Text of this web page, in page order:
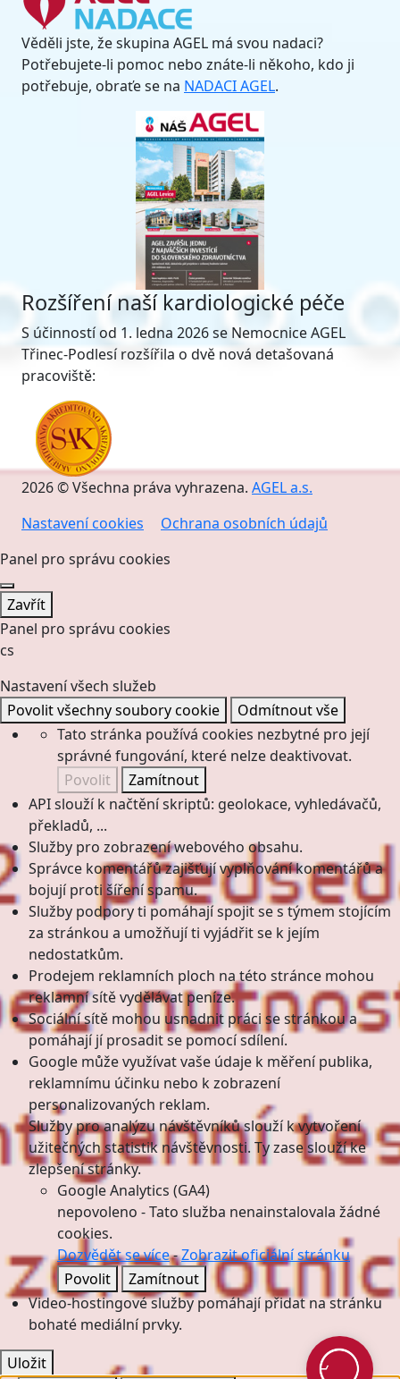
Věděli jste, že skupina AGEL má svou nadaci?
Potřebujete-li pomoc nebo znáte-li někoho, kdo ji
potřebuje, obraťe se na NADACI AGEL.
Rozšíření naší kardiologické péče
S účinností od 1. ledna 2026 se Nemocnice AGEL
Třinec-Podlesí rozšířila o dvě nová detašovaná
pracoviště:
2026 © Všechna práva vyhrazena. AGEL a.s.
Nastavení cookies
Ochrana osobních údajů
Panel pro správu cookies
Zavřít
Panel pro správu cookies
cs
Nastavení všech služeb
Povolit všechny soubory cookie
Odmítnout vše
Tato stránka používá cookies nezbytné pro její
správné fungování, které nelze deaktivovat.
Povolit
Zamítnout
API slouží k načtění skriptů: geolokace, vyhledávačů,
překladů, ...
Služby pro zobrazení webového obsahu.
Správce komentářů zajišťují vyplňování komentářů a
bojují proti šíření spamu.
Služby podpory ti pomáhají spojit se s týmem stojícím
za stránkou a umožňují ti vyjádřit se k jejím
nedostatkům.
Prodejem reklamních ploch na této stránce mohou
reklamní sítě vydělávat peníze.
Sociální sítě mohou usnadnit práci se stránkou a
pomáhají jí prosadit se pomocí sdílení.
Google může využívat vaše údaje k měření publika,
reklamnímu účinku nebo k zobrazení
personalizovaných reklam.
Služby pro analýzu návštěvníků slouží k vytvoření
užitečných statistik návštěvnosti. Ty zase slouží ke
zlepšení stránky.
Google Analytics (GA4)
nepovoleno -Tato služba nenainstalovala žádné
cookies.
Dozvědět se více-Zobrazit oficiální stránku
Povolit
Zamítnout
Video-hostingové služby pomáhají přidat na stránku
bohaté mediální prvky.
Uložit